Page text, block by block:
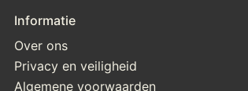
Informatie
Over ons
Privacy en veiligheid
Algemene voorwaarden